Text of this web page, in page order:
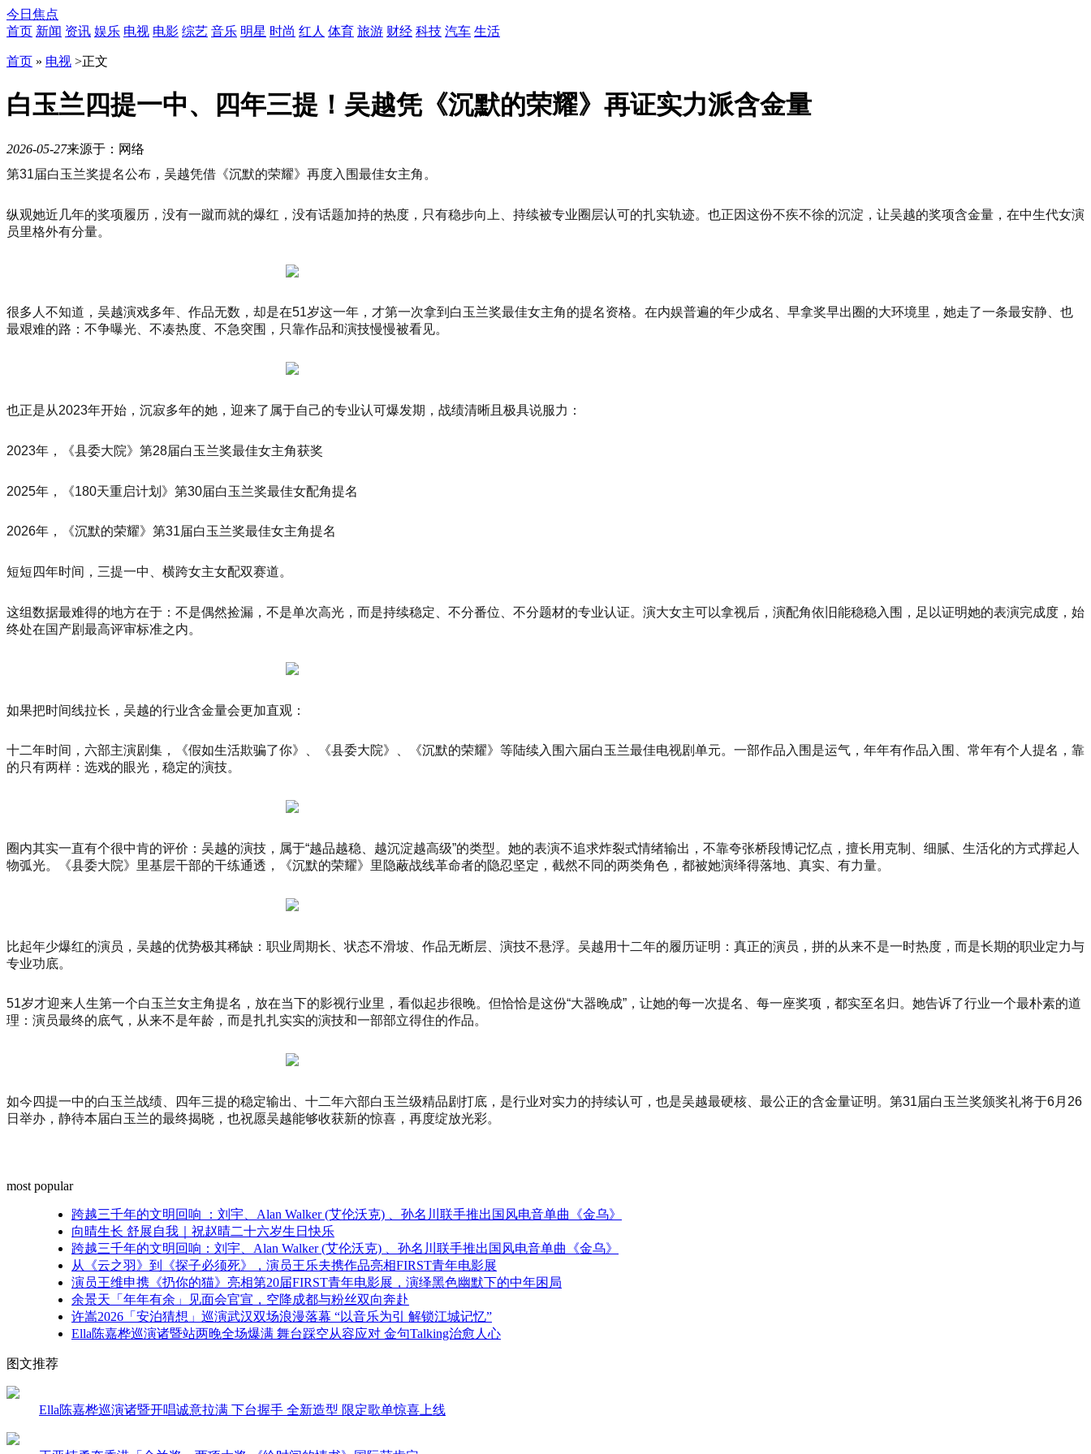
今日焦点
首页 新闻 资讯 娱乐 电视 电影 综艺 音乐 明星 时尚 红人 体育 旅游 财经 科技 汽车 生活
首页 » 电视 >正文
白玉兰四提一中、四年三提！吴越凭《沉默的荣耀》再证实力派含金量
2026-05-27来源于：网络
10
月
日
19
起
东
州」
汉
第
届
国
国
青
年
装
赛
总
州
上
宫
隆
重
行。
穿
第31届白玉兰奖提名公布，吴越凭借《沉默的荣耀》再度入围最佳女主角。
纵观她近几年的奖项履历，没有一蹴而就的爆红，没有话题加持的热度，只有稳步向上、持续被专业圈层认可的扎实轨迹。也正因这份不疾不徐的沉淀，让吴越的奖项含金量，在中生代女演
员里格外有分量。
很多人不知道，吴越演戏多年、作品无数，却是在51岁这一年，才第一次拿到白玉兰奖最佳女主角的提名资格。在内娱普遍的年少成名、早拿奖早出圈的大环境里，她走了一条最安静、也
最艰难的路：不争曝光、不凑热度、不急突围，只靠作品和演技慢慢被看见。
也正是从2023年开始，沉寂多年的她，迎来了属于自己的专业认可爆发期，战绩清晰且极具说服力：
2023年，《县委大院》第28届白玉兰奖最佳女主角获奖
2025年，《180天重启计划》第30届白玉兰奖最佳女配角提名
2026年，《沉默的荣耀》第31届白玉兰奖最佳女主角提名
短短四年时间，三提一中、横跨女主女配双赛道。
这组数据最难得的地方在于：不是偶然捡漏，不是单次高光，而是持续稳定、不分番位、不分题材的专业认证。演大女主可以拿视后，演配角依旧能稳稳入围，足以证明她的表演完成度，始
终处在国产剧最高评审标准之内。
如果把时间线拉长，吴越的行业含金量会更加直观：
十二年时间，六部主演剧集，《假如生活欺骗了你》、《县委大院》、《沉默的荣耀》等陆续入围六届白玉兰最佳电视剧单元。一部作品入围是运气，年年有作品入围、常年有个人提名，靠
的只有两样：选戏的眼光，稳定的演技。
圈内其实一直有个很中肯的评价：吴越的演技，属于“越品越稳、越沉淀越高级”的类型。她的表演不追求炸裂式情绪输出，不靠夸张桥段博记忆点，擅长用克制、细腻、生活化的方式撑起人
物弧光。《县委大院》里基层干部的干练通透，《沉默的荣耀》里隐蔽战线革命者的隐忍坚定，截然不同的两类角色，都被她演绎得落地、真实、有力量。
比起年少爆红的演员，吴越的优势极其稀缺：职业周期长、状态不滑坡、作品无断层、演技不悬浮。吴越用十二年的履历证明：真正的演员，拼的从来不是一时热度，而是长期的职业定力与
专业功底。
51岁才迎来人生第一个白玉兰女主角提名，放在当下的影视行业里，看似起步很晚。但恰恰是这份“大器晚成”，让她的每一次提名、每一座奖项，都实至名归。她告诉了行业一个最朴素的道
理：演员最终的底气，从来不是年龄，而是扎扎实实的演技和一部部立得住的作品。
如今四提一中的白玉兰战绩、四年三提的稳定输出、十二年六部白玉兰级精品剧打底，是行业对实力的持续认可，也是吴越最硬核、最公正的含金量证明。第31届白玉兰奖颁奖礼将于6月26
日举办，静待本届白玉兰的最终揭晓，也祝愿吴越能够收获新的惊喜，再度绽放光彩。
most popular
跨越三千年的文明回响 ：刘宇、Alan Walker (艾伦沃克) 、孙名川联手推出国风电音单曲《金乌》
向晴生长 舒展自我｜祝赵晴二十六岁生日快乐
跨越三千年的文明回响：刘宇、Alan Walker (艾伦沃克) 、孙名川联手推出国风电音单曲《金乌》
从《云之羽》到《探子必须死》，演员王乐夫携作品亮相FIRST青年电影展
演员王维申携《扔你的猫》亮相第20届FIRST青年电影展，演绎黑色幽默下的中年困局
余景天「年年有余」见面会官宣，空降成都与粉丝双向奔赴
许嵩2026「安泊猜想」巡演武汉双场浪漫落幕 “以音乐为引 解锁江城记忆”
Ella陈嘉桦巡演诸暨站两晚全场爆满 舞台踩空从容应对 金句Talking治愈人心
图文推荐
Ella陈嘉桦巡演诸暨开唱诚意拉满 下台握手 全新造型 限定歌单惊喜上线